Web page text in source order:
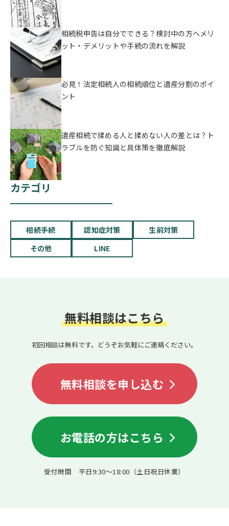
相続税申告は自分でできる？検討中の方へメリ
ット・デメリットや手続の流れを解説
必見！法定相続人の相続順位と遺産分割のポイ
ント
遺産相続で揉める人と揉めない人の差とは？ト
ラブルを防ぐ知識と具体策を徹底解説
カテゴリ
相続手続 認知症対策
生前対策
その他
LINE
無料相談はこちら
初回相談は無料です。どうぞお気軽にご連絡ください。
無料相談を申し込む
お電話の方はこちら
受付時間 平日9:30〜18:00（土日祝日休業）